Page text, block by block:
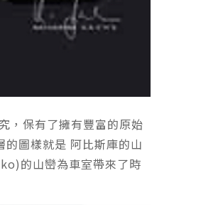
，保有了擁有豐富的原始
圖樣就是 阿比斯庫的山
的山巒為車室帶來了時